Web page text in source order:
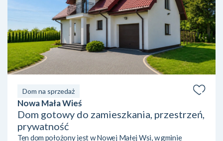
Dom na sprzedaż
Nowa Mała Wieś
Dom gotowy do zamieszkania, przestrzeń,
prywatność
Ten dom położony jest w Nowej Małej Wsi, w gminie